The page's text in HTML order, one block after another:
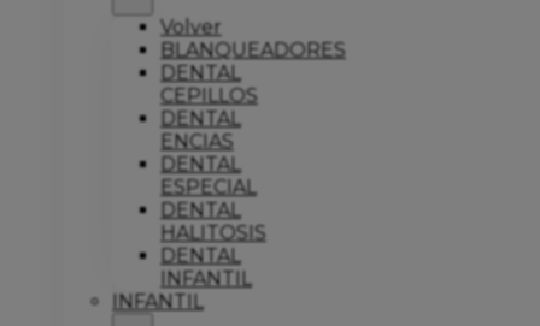
Volver
BLANQUEADORES
DENTAL
CEPILLOS
DENTAL
ENCIAS
DENTAL
ESPECIAL
DENTAL
HALITOSIS
DENTAL
INFANTIL
INFANTIL